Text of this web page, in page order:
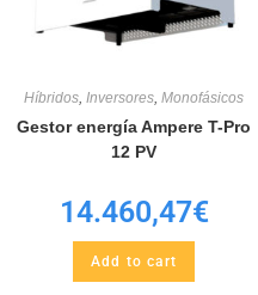
Híbridos, Inversores, Monofásicos
Gestor energía Ampere T-Pro
12 PV
14.460,47€
Add to cart